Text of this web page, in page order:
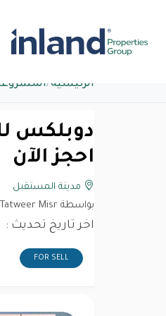
الرئيسية/
احجز الآن
مدينة المستقبل
بواسطة Tatweer Misr
اخر تاريخ تحديث :
FOR SELL